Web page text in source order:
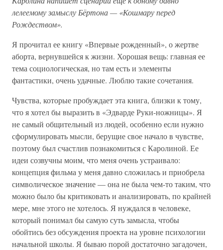
лелеемому замыслу Бёртона — «Кошмару перед
Рождеством».
Я прочитал ее книгу «Впервые рожденный», о жертве
аборта, вернувшейся к жизни. Хорошая вещь: главная ее
тема социологическая, но там есть и элементы
фантастики, очень удачные. Люблю такие сочетания.
Чувства, которые пробуждает эта книга, близки к тому,
что я хотел бы выразить в «Эдварде Руки-ножницы». Я
не самый общительный из людей, особенно если нужно
сформулировать мысли, берущие свое начало в чувстве,
поэтому был счастлив познакомиться с Каролиной. Ее
идеи созвучны моим, что меня очень устраивало:
концепция фильма у меня давно сложилась и приобрела
символическое значение — она не была чем-то таким, что
можно было бы критиковать и анализировать, по крайней
мере, мне этого не хотелось. Я нуждался в человеке,
который понимал бы самую суть замысла, чтобы
обойтись без обсуждения проекта на уровне психологии
начальной школы. Я бываю порой достаточно загадочен,